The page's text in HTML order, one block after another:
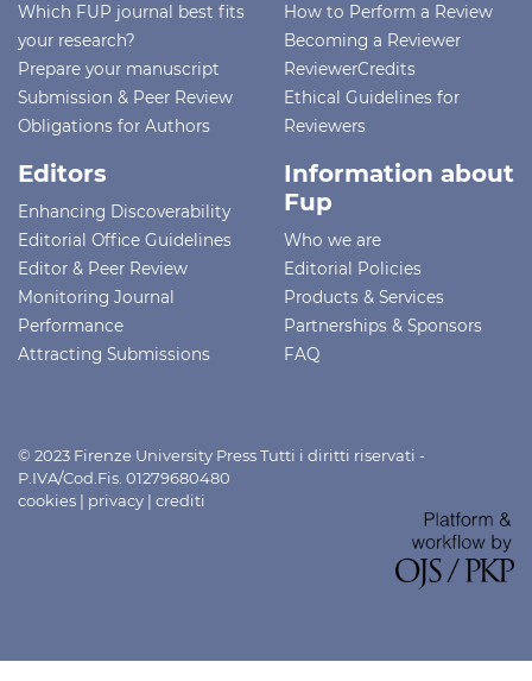
Which FUP journal best fits
your research?
Prepare your manuscript
Submission & Peer Review
Obligations for Authors
How to Perform a Review
Becoming a Reviewer
ReviewerCredits
Ethical Guidelines for
Reviewers
Editors
Enhancing Discoverability
Editorial Office Guidelines
Editor & Peer Review
Monitoring Journal
Performance
Attracting Submissions
Information about
Fup
Who we are
Editorial Policies
Products & Services
Partnerships & Sponsors
FAQ
© 2023 Firenze University Press Tutti i diritti riservati -
P.IVA/Cod.Fis. 01279680480
cookies | privacy | crediti